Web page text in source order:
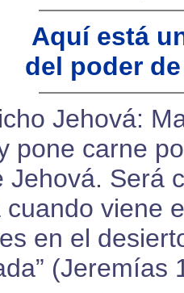
Aquí está
del poder
Jehová:
pone carne
Jehová. Será
cuando viene
en el
(Jeremías